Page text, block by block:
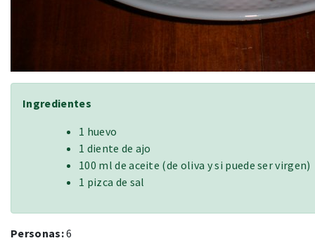
Ingredientes
1 huevo
1 diente de ajo
100 ml de aceite (de oliva y si puede ser virgen)
1 pizca de sal
Personas:6